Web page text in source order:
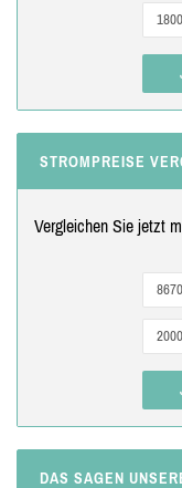
STROMPREISE
Vergleichen Sie jetzt
DAS SAGEN